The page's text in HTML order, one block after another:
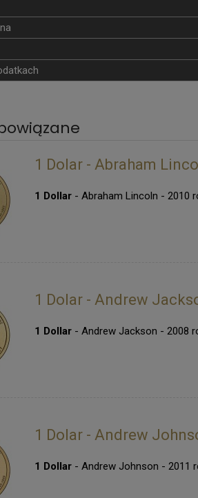
1 Dolar - Abraham
1 Dollar- Abraham Lincoln - 2010
1 Dolar - Andrew
1 Dollar- Andrew Jackson - 2008
1 Dolar - Andrew
1 Dollar- Andrew Johnson - 2011